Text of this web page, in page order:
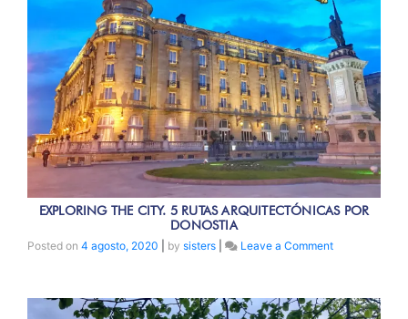
EXPLORING THE CITY. 5 RUTAS ARQUITECTÓNICAS POR
DONOSTIA
Posted on 4 agosto, 2020 by sisters Leave a Commenton
5